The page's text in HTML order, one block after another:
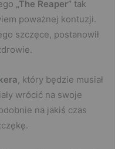
„The Reaper” tak
poważnej kontuzji.
szczęce, postanowił
, który będzie musiał
wrócić na swoje
na jakiś czas